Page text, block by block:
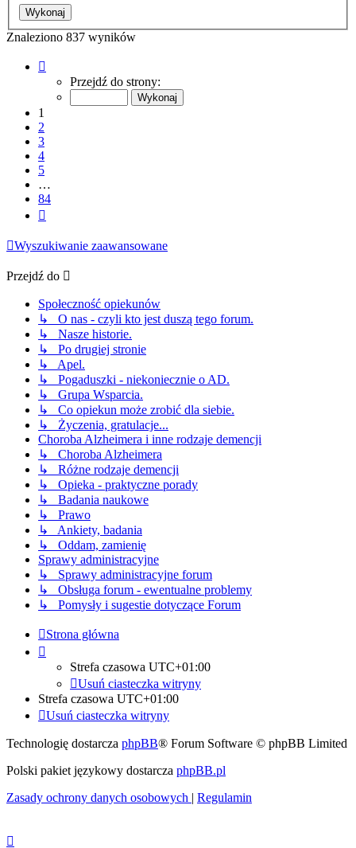
Znaleziono 837 wyników
Przejdź do strony:
1
2
3
4
5
…
84
Wyszukiwanie zaawansowane
Przejdź do
Społeczność opiekunów
↳ O nas - czyli kto jest duszą tego forum.
↳ Nasze historie.
↳ Po drugiej stronie
↳ Apel.
↳ Pogaduszki - niekoniecznie o AD.
↳ Grupa Wsparcia.
↳ Co opiekun może zrobić dla siebie.
↳ Życzenia, gratulacje...
Choroba Alzheimera i inne rodzaje demencji
↳ Choroba Alzheimera
↳ Różne rodzaje demencji
↳ Opieka - praktyczne porady
↳ Badania naukowe
↳ Prawo
↳ Ankiety, badania
↳ Oddam, zamienię
Sprawy administracyjne
↳ Sprawy administracyjne forum
↳ Obsługa forum - ewentualne problemy
↳ Pomysły i sugestie dotyczące Forum
Strona główna
Strefa czasowa UTC+01:00
Usuń ciasteczka witryny
Strefa czasowa UTC+01:00
Usuń ciasteczka witryny
Technologię dostarcza phpBB® Forum Software © phpBB Limited
Polski pakiet językowy dostarcza phpBB.pl
Zasady ochrony danych osobowych | Regulamin